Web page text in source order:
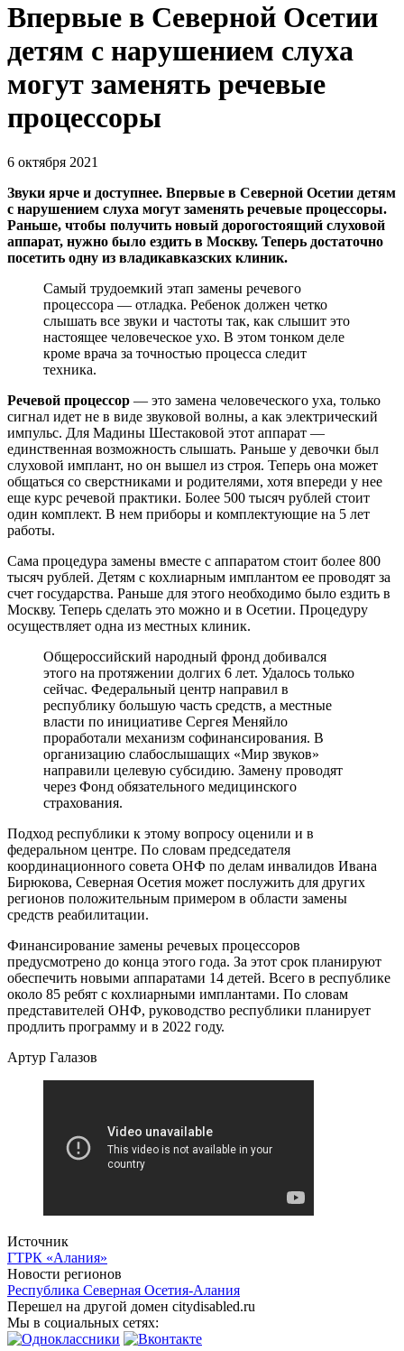
Впервые в Северной Осетии
детям с нарушением слуха
могут заменять речевые
процессоры
6 октября 2021
Звуки ярче и доступнее. Впервые в Северной Осетии детям
с нарушением слуха могут заменять речевые процессоры.
Раньше, чтобы получить новый дорогостоящий слуховой
аппарат, нужно было ездить в Москву. Теперь достаточно
посетить одну из владикавказских клиник.
Самый трудоемкий этап замены речевого
процессора — отладка. Ребенок должен четко
слышать все звуки и частоты так, как слышит это
настоящее человеческое ухо. В этом тонком деле
кроме врача за точностью процесса следит
техника.
Речевой процессор — это замена человеческого уха, только
сигнал идет не в виде звуковой волны, а как электрический
импульс. Для Мадины Шестаковой этот аппарат —
единственная возможность слышать. Раньше у девочки был
слуховой имплант, но он вышел из строя. Теперь она может
общаться со сверстниками и родителями, хотя впереди у нее
еще курс речевой практики. Более 500 тысяч рублей стоит
один комплект. В нем приборы и комплектующие на 5 лет
работы.
Сама процедура замены вместе с аппаратом стоит более 800
тысяч рублей. Детям с кохлиарным имплантом ее проводят за
счет государства. Раньше для этого необходимо было ездить в
Москву. Теперь сделать это можно и в Осетии. Процедуру
осуществляет одна из местных клиник.
Общероссийский народный фронд добивался
этого на протяжении долгих 6 лет. Удалось только
сейчас. Федеральный центр направил в
республику большую часть средств, а местные
власти по инициативе Сергея Меняйло
проработали механизм софинансирования. В
организацию слабослышащих «Мир звуков»
направили целевую субсидию. Замену проводят
через Фонд обязательного медицинского
страхования.
Подход республики к этому вопросу оценили и в
федеральном центре. По словам председателя
координационного совета ОНФ по делам инвалидов Ивана
Бирюкова, Северная Осетия может послужить для других
регионов положительным примером в области замены
средств реабилитации.
Финансирование замены речевых процессоров
предусмотрено до конца этого года. За этот срок планируют
обеспечить новыми аппаратами 14 детей. Всего в республике
около 85 ребят с кохлиарными имплантами. По словам
представителей ОНФ, руководство республики планирует
продлить программу и в 2022 году.
Артур Галазов
Источник
ГТРК «Алания»
Новости регионов
Республика Северная Осетия-Алания
Перешел на другой домен citydisabled.ru
Мы в социальных сетях: